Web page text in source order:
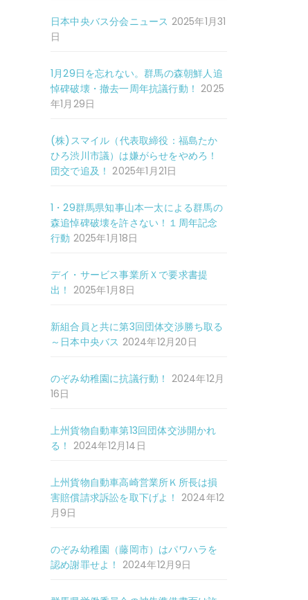
日本中央バス分会ニュース 2025年1月31
日
1月29日を忘れない。群馬の森朝鮮人追
悼碑破壊・撤去一周年抗議行動！ 2025
年1月29日
(株)スマイル（代表取締役：福島たか
ひろ渋川市議）は嫌がらせをやめろ！
団交で追及！ 2025年1月21日
1・29群馬県知事山本一太による群馬の
森追悼碑破壊を許さない！１周年記念
行動 2025年1月18日
デイ・サービス事業所Ｘで要求書提
出！ 2025年1月8日
新組合員と共に第3回団体交渉勝ち取る
～日本中央バス 2024年12月20日
のぞみ幼稚園に抗議行動！ 2024年12月
16日
上州貨物自動車第13回団体交渉開かれ
る！ 2024年12月14日
上州貨物自動車高崎営業所Ｋ所長は損
害賠償請求訴訟を取下げよ！ 2024年12
月9日
のぞみ幼稚園（藤岡市）はパワハラを
認め謝罪せよ！ 2024年12月9日